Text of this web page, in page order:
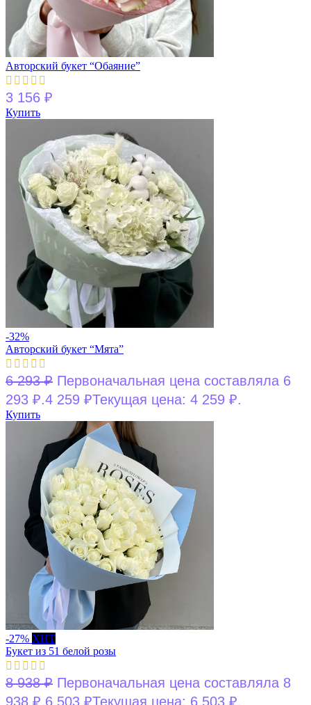
Авторский букет “Обаяние”
3 156 ₽
Купить
-32%
Авторский букет “Мята”
6 293₽ Первоначальная цена составляла 6
293 ₽.4 259 ₽Текущая цена: 4 259 ₽.
Купить
-27% ХИТ
Букет из 51 белой розы
8 938₽ Первоначальная цена составляла 8
938 ₽.6 503 ₽Текущая цена: 6 503 ₽.